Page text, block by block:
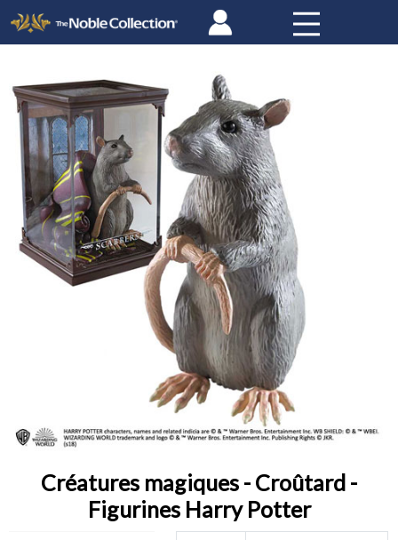
Créatures magiques - Croûtard -
Figurines Harry Potter
Panneau de gestion des cookies